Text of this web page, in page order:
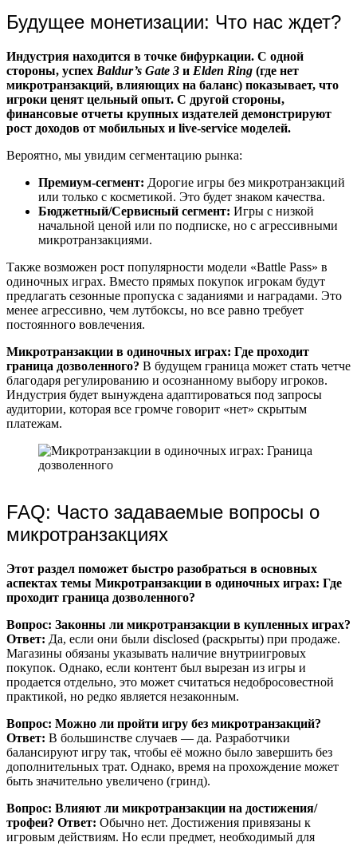
Будущее монетизации: Что нас ждет?
Индустрия находится в точке бифуркации. С одной
стороны, успех Baldur’s Gate 3 и Elden Ring (где нет
микротранзакций, влияющих на баланс) показывает, что
игроки ценят цельный опыт. С другой стороны,
финансовые отчеты крупных издателей демонстрируют
рост доходов от мобильных и live-service моделей.
Вероятно, мы увидим сегментацию рынка:
Премиум-сегмент: Дорогие игры без микротранзакций
или только с косметикой. Это будет знаком качества.
Бюджетный/Сервисный сегмент: Игры с низкой
начальной ценой или по подписке, но с агрессивными
микротранзакциями.
Также возможен рост популярности модели «Battle Pass» в
одиночных играх. Вместо прямых покупок игрокам будут
предлагать сезонные пропуска с заданиями и наградами. Это
менее агрессивно, чем лутбоксы, но все равно требует
постоянного вовлечения.
Микротранзакции в одиночных играх: Где проходит
граница дозволенного? В будущем граница может стать четче
благодаря регулированию и осознанному выбору игроков.
Индустрия будет вынуждена адаптироваться под запросы
аудитории, которая все громче говорит «нет» скрытым
платежам.
FAQ: Часто задаваемые вопросы о
микротранзакциях
Этот раздел поможет быстро разобраться в основных
аспектах темы Микротранзакции в одиночных играх: Где
проходит граница дозволенного?
Вопрос: Законны ли микротранзакции в купленных играх?
Ответ: Да, если они были disclosed (раскрыты) при продаже.
Магазины обязаны указывать наличие внутриигровых
покупок. Однако, если контент был вырезан из игры и
продается отдельно, это может считаться недобросовестной
практикой, но редко является незаконным.
Вопрос: Можно ли пройти игру без микротранзакций?
Ответ: В большинстве случаев — да. Разработчики
балансируют игру так, чтобы её можно было завершить без
дополнительных трат. Однако, время на прохождение может
быть значительно увеличено (гринд).
Вопрос: Влияют ли микротранзакции на достижения/
трофеи? Ответ: Обычно нет. Достижения привязаны к
игровым действиям. Но если предмет, необходимый для